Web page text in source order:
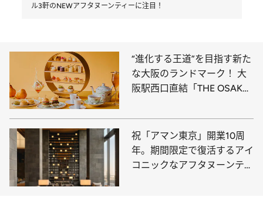
ル3軒のNEWアフタヌーンティーに注目！
“進化する王道”を目指す新た
な大阪のランドマーク！ 大
阪駅西口直結「THE OSAKA
祝「アマン東京」開業10周
年。期間限定で復活するアイ
コニックなアフタヌーンティ